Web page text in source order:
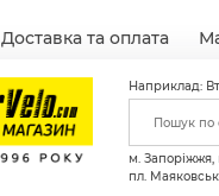
Доставка та оплата
Наприклад:
м. Запоріжжя,
пл.